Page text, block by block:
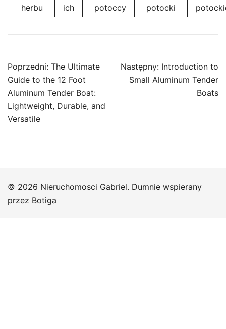
herbu
ich potoccy potocki
Nawigacja
wpisu
Poprzedni: The Ultimate
Guide to the 12 Foot
Aluminum Tender Boat:
Lightweight, Durable, and
Versatile
Następny: Introduction to
Small Aluminum Tender
Boats
© 2026 Nieruchomosci Gabriel. Dumnie wspierany
przez Botiga